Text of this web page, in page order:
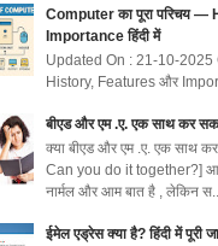
Computer का पूरा परिचय
Importance हिंदी में
Updated On : 21-10-2025
History, Features और
बीएड और एम .ए. एक साथ कर
क्या बीएड और एम .ए. एक साथ
Can you do it together?]
नार्मल और आम बात है , लेकिन
ईमेल एड्रेस क्या है? हिंदी में पूरी